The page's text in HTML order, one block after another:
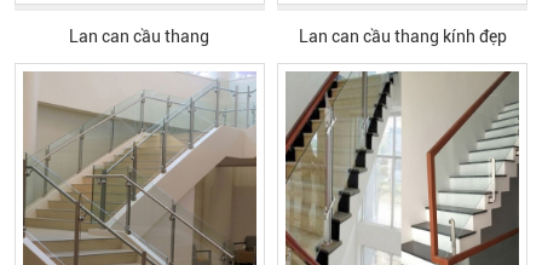
Lan can cầu thang Lan can cầu thang kính đẹp